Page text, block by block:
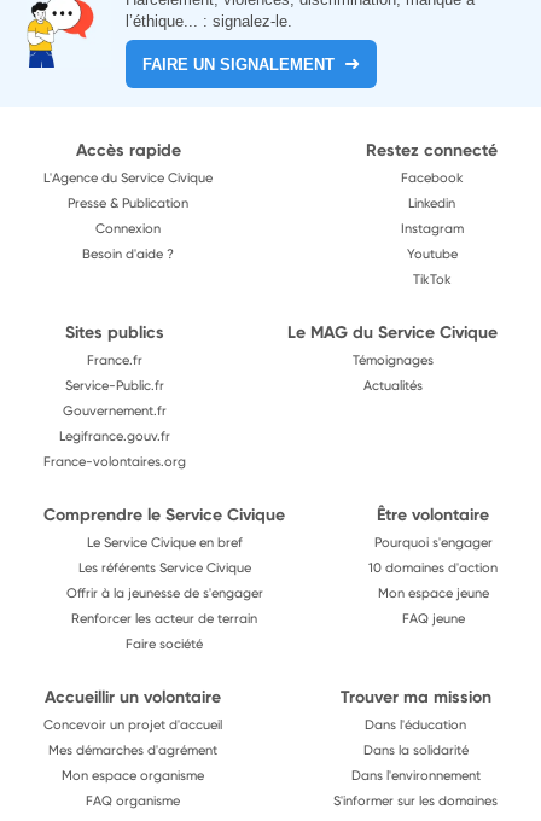
l’éthique... : signalez-le.
FAIRE UN SIGNALEMENT
Accès rapide
L'Agence du Service Civique
Presse & Publication
Connexion
Besoin d'aide ?
Restez connecté
Facebook
Linkedin
Instagram
Youtube
TikTok
Sites publics
France.fr
Service-Public.fr
Gouvernement.fr
Legifrance.gouv.fr
France-volontaires.org
Le MAG du Service Civique
Témoignages
Actualités
Comprendre le Service Civique
Le Service Civique en bref
Les référents Service Civique
Offrir à la jeunesse de s'engager
Renforcer les acteur de terrain
Faire société
Être volontaire
Pourquoi s'engager
10 domaines d'action
Mon espace jeune
FAQ jeune
Accueillir un volontaire
Concevoir un projet d'accueil
Mes démarches d'agrément
Mon espace organisme
FAQ organisme
Trouver ma mission
Dans l'éducation
Dans la solidarité
Dans l'environnement
S'informer sur les domaines